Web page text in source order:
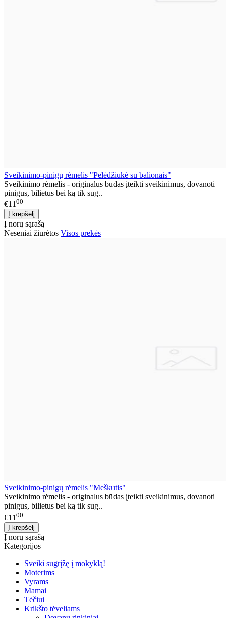
Sveikinimo-pinigų rėmelis "Pelėdžiukė su balionais"
Sveikinimo rėmelis - originalus būdas įteikti sveikinimus, dovanoti
pinigus, bilietus bei ką tik sug..
€11 00
Į norų sąrašą
Neseniai žiūrėtos Visos prekės
Sveikinimo-pinigų rėmelis "Meškutis"
Sveikinimo rėmelis - originalus būdas įteikti sveikinimus, dovanoti
pinigus, bilietus bei ką tik sug..
€11 00
Į norų sąrašą
Kategorijos
Sveiki sugrįžę į mokyklą!
Moterims
Vyrams
Mamai
Tėčiui
Krikšto tėveliams